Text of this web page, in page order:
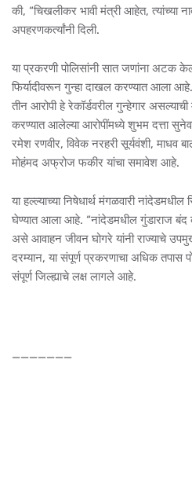
की, “चिखलीकर भावी मंत्री आहेत, त्यांच्या
अपहरणकर्त्यांनी दिली.
या प्रकरणी पोलिसांनी सात जणांना अटक
फिर्यादीवरून गुन्हा दाखल करण्यात आला
तीन आरोपी हे रेकॉर्डवरील गुन्हेगार
करण्यात आलेल्या आरोपींमध्ये शुभम दत्ता
रमेश रणवीर, विवेक नरहरी सूर्यवंशी, माधव
मोहंमद अफ्रोज फकीर यांचा समावेश आहे.
या हल्ल्याच्या निषेधार्थ मंगळवारी नांदेडमधील
घेण्यात आला आहे. “नांदेडमधील गुंडाराज बंद
असे आवाहन जीवन घोगरे यांनी राज्याचे
दरम्यान, या संपूर्ण प्रकरणाचा अधिक
संपूर्ण जिल्ह्याचे लक्ष लागले आहे.